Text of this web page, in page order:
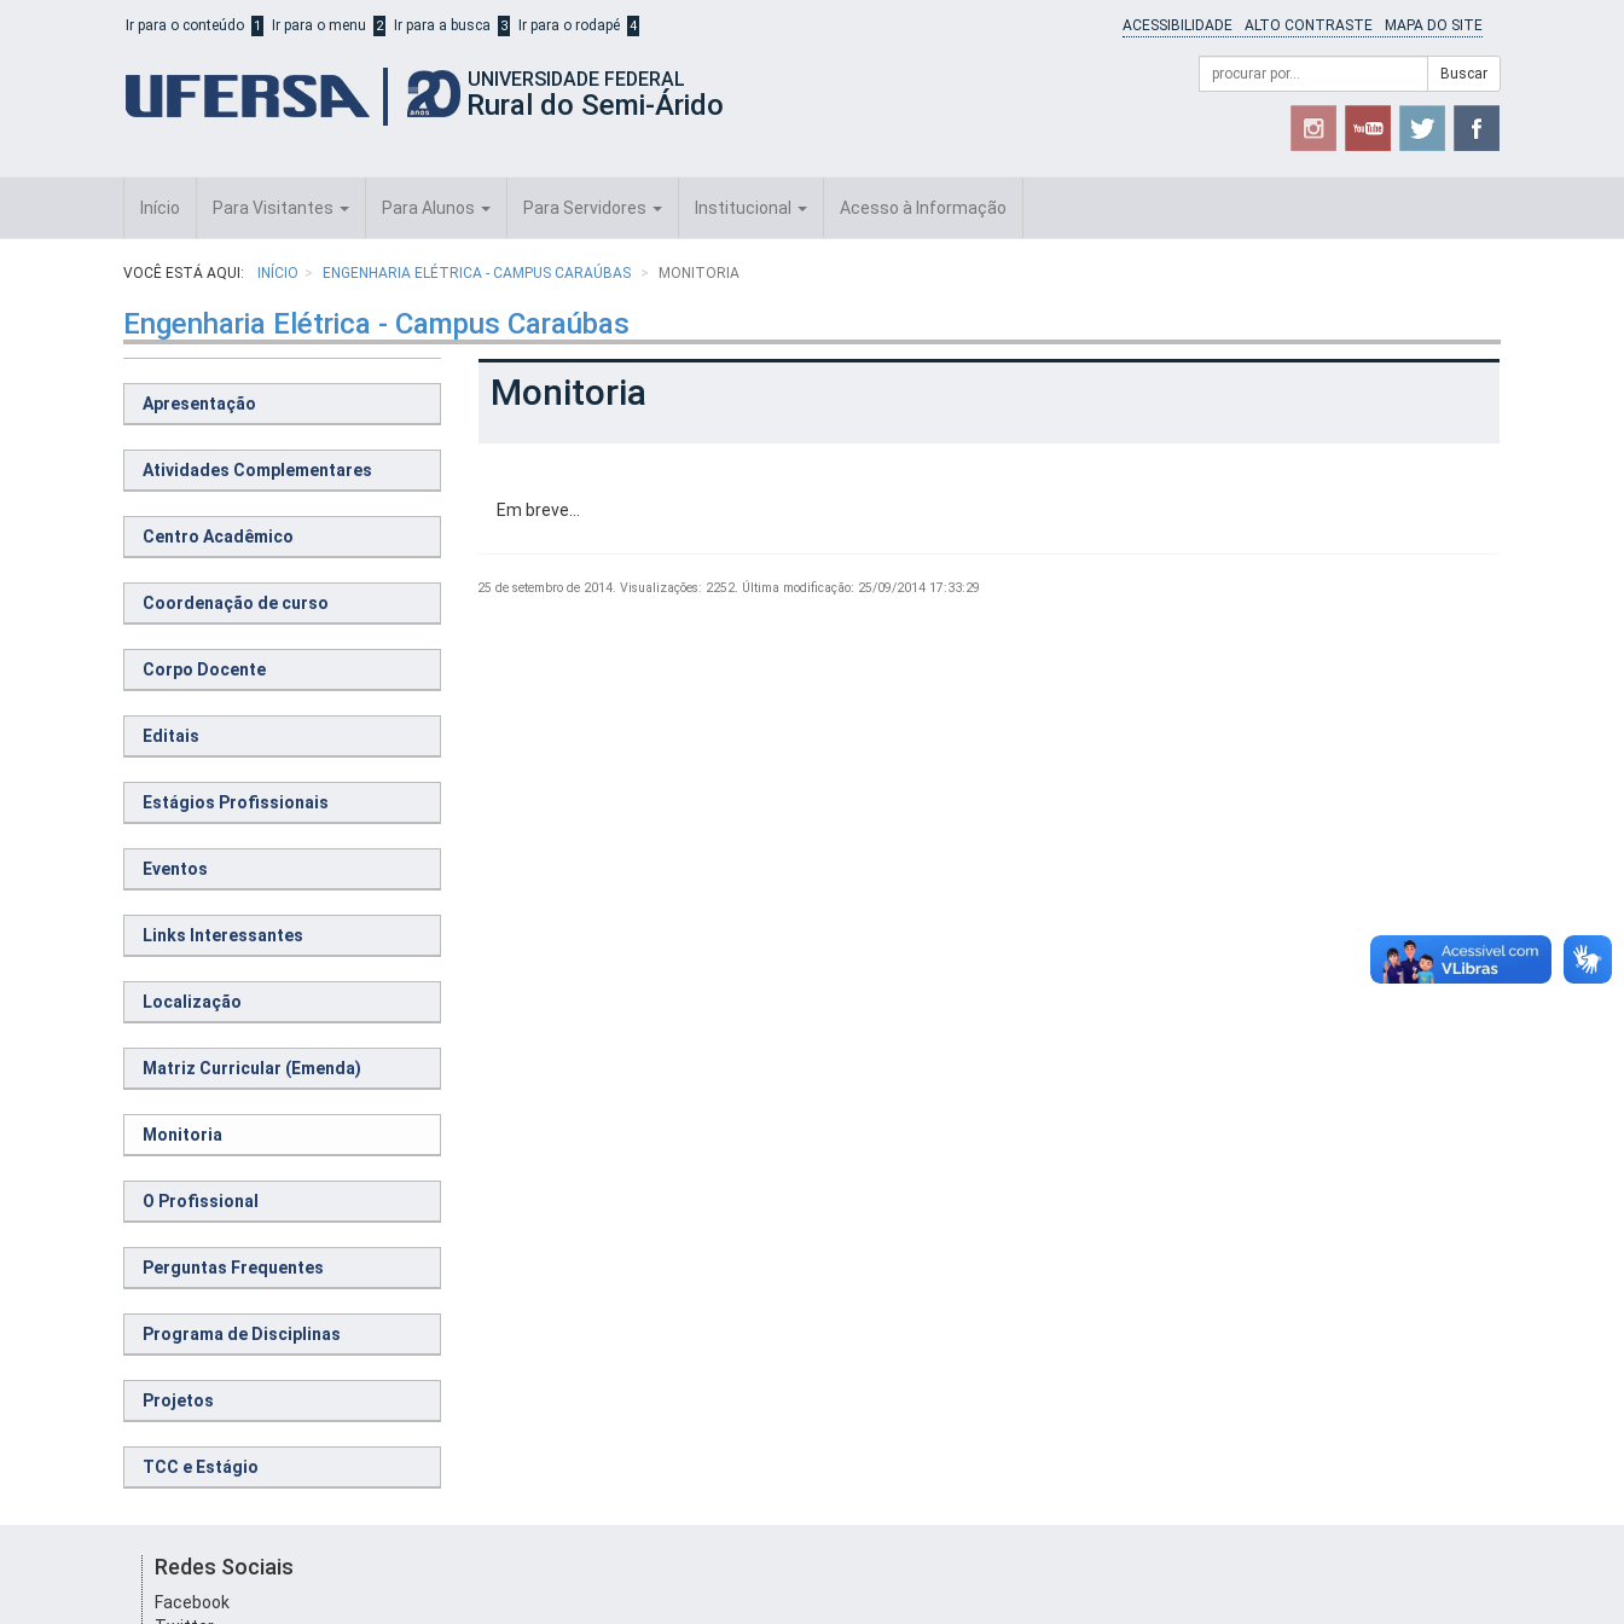
Ir para o conteúdo 1 Ir para o menu 2 Ir para a busca 3 Ir para o rodapé 4 ACESSIBILIDADE ALTO CONTRASTE MAPA DO SITE
UNIVERSIDADE FEDERAL
Rural do Semi-Árido
Formulário
Campo
de
Buscar
Início Para Visitantes Para Alunos Para Servidores Institucional Acesso à Informação
VOCÊ ESTÁ AQUI: INÍCIO ENGENHARIA ELÉTRICA - CAMPUS CARAÚBAS MONITORIA
Engenharia Elétrica - Campus Caraúbas
Apresentação
Atividades Complementares
Centro Acadêmico
Coordenação de curso
Corpo Docente
Editais
Estágios Profissionais
Eventos
Links Interessantes
Localização
Matriz Curricular (Emenda)
Monitoria
O Profissional
Perguntas Frequentes
Programa de Disciplinas
Projetos
TCC e Estágio
Monitoria
Em breve…
25 de setembro de 2014. Visualizações: 2252. Última modificação: 25/09/2014 17:33:29
Redes Sociais
Facebook